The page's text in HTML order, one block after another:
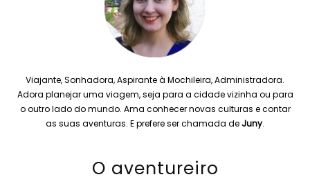
Viajante, Sonhadora, Aspirante à Mochileira, Administradora.
Adora planejar uma viagem, seja para a cidade vizinha ou para
o outro lado do mundo. Ama conhecer novas culturas e contar
as suas aventuras. E prefere ser chamada de Juny.
O aventureiro